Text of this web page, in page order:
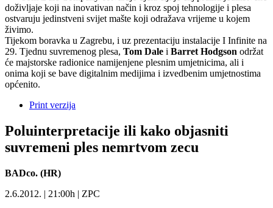
doživljaje koji na inovativan način i kroz spoj tehnologije i plesa
ostvaruju jedinstveni svijet mašte koji odražava vrijeme u kojem
živimo.
Tijekom boravka u Zagrebu, i uz prezentaciju instalacije I Infinite na
29. Tjednu suvremenog plesa, Tom Dale i Barret Hodgson održat
će majstorske radionice namijenjene plesnim umjetnicima, ali i
onima koji se bave digitalnim medijima i izvedbenim umjetnostima
općenito.
Print verzija
Poluinterpretacije ili kako objasniti
suvremeni ples nemrtvom zecu
BADco. (HR)
2.6.2012. | 21:00h | ZPC